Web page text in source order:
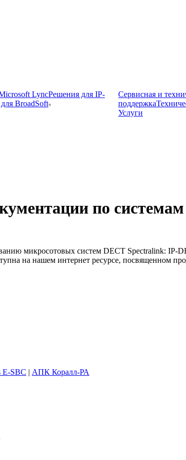
LyncРешения для IP-
BroadSoft
Сервисная и
поддержка
Услуги
по
микросотовых систем DECT Spectralink: IP-
на нашем интернет ресурсе, посвященном
E-SBC | АПК Коралл-РА